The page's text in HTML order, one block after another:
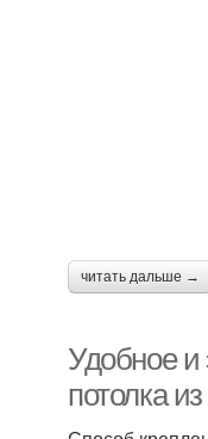
читать дальше →
Удобное и
потолка